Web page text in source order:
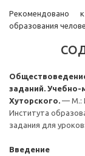
Рекомендовано
образования
заданий. Учебно-
Хуторского. — М.:
Института
задания для
Введение